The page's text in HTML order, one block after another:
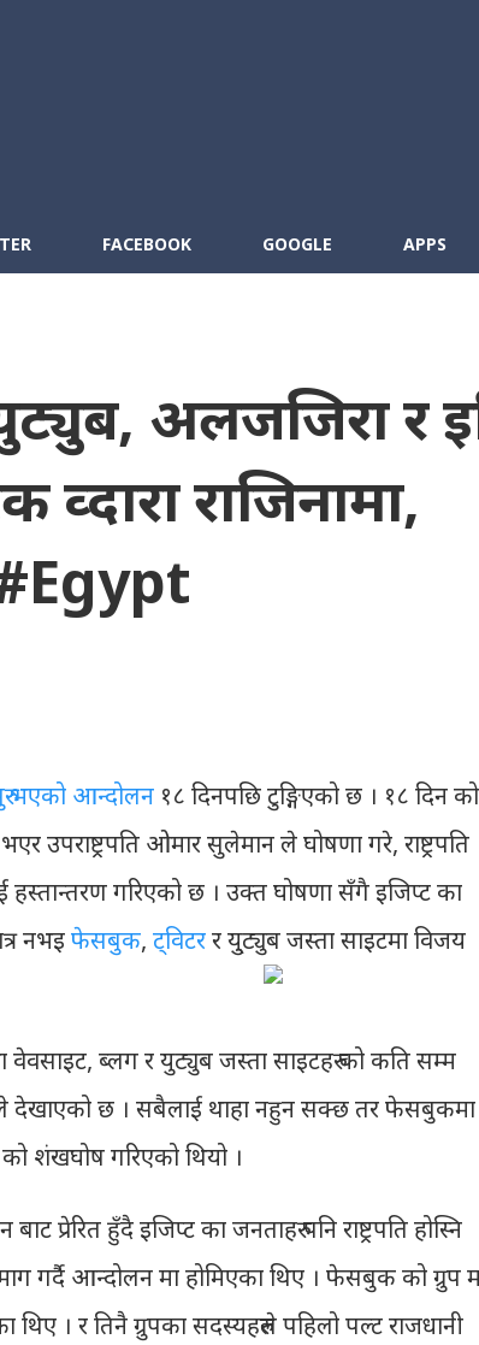
FACEBOOK GOOGLE APPS
अलजजिरा र
राजिनामा,
भएको आन्दोलन १८ दिनपछि टुङ्गिएको छ । १८ दिन को
उपराष्ट्रपति ओमार सुलेमान ले घोषणा गरे, राष्ट्रपति
हस्तान्तरण गरिएको छ । उक्त घोषणा सँगै इजिप्ट का
नभइफेसबुक, ट्विटरर यु्ट्युब जस्ता साइटमा विजय
ब्लग र युट्युब जस्ता साइटहरु को कति सम्म
देखाएको छ । सबैलाई थाहा नहुन सक्छ तर फेसबुकमा
शंखघोष गरिएको थियो ।
प्रेरित हुँदै इजिप्ट का जनताहरु पनि राष्ट्रपति होस्नि
गर्दै आन्दोलन मा होमिएका थिए । फेसबुक को ग्रुप
थिए । र तिनै ग्रुपका सदस्यहरुले पहिलो पल्ट राजधानी